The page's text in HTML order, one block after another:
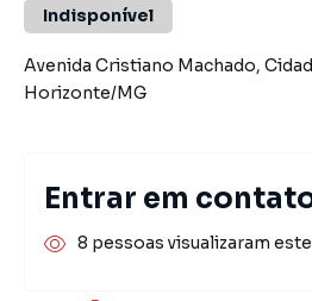
Indisponível
Avenida Cristiano Machado,
Horizonte/MG
Entrar em
8 pessoas visualizaram